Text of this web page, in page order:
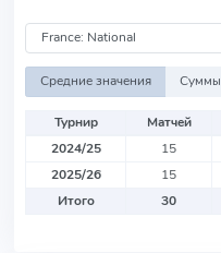
Средние значения Суммы
Турнир Матчей
2024/25
15
2025/26
15
Итого
30